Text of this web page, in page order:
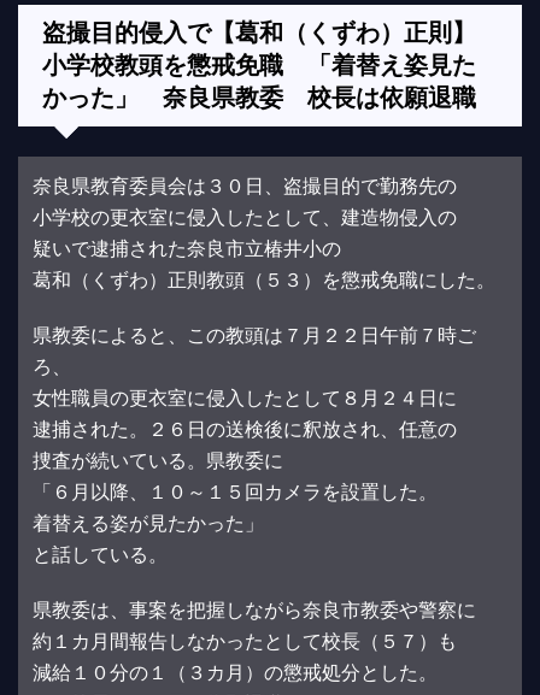
盗撮目的侵入で【葛和（くずわ）正則】
小学校教頭を懲戒免職 「着替え姿見た
かった」 奈良県教委 校長は依願退職
奈良県教育委員会は３０日、盗撮目的で勤務先の
小学校の更衣室に侵入したとして、建造物侵入の
疑いで逮捕された奈良市立椿井小の
葛和（くずわ）正則教頭（５３）を懲戒免職にした。
県教委によると、この教頭は７月２２日午前７時ご
ろ、
女性職員の更衣室に侵入したとして８月２４日に
逮捕された。２６日の送検後に釈放され、任意の
捜査が続いている。県教委に
「６月以降、１０～１５回カメラを設置した。
着替える姿が見たかった」
と話している。
県教委は、事案を把握しながら奈良市教委や警察に
約１カ月間報告しなかったとして校長（５７）も
減給１０分の１（３カ月）の懲戒処分とした。